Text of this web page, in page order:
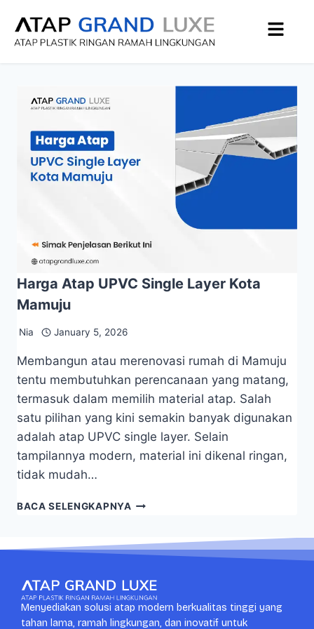
Harga Atap UPVC Single Layer Kota
Mamuju
Nia January 5, 2026
Membangun atau merenovasi rumah di Mamuju
tentu membutuhkan perencanaan yang matang,
termasuk dalam memilih material atap. Salah
satu pilihan yang kini semakin banyak digunakan
adalah atap UPVC single layer. Selain
tampilannya modern, material ini dikenal ringan,
tidak mudah…
BACA SELENGKAPNYA
Menyediakan solusi atap modern berkualitas tinggi yang
tahan lama, ramah lingkungan, dan inovatif untuk